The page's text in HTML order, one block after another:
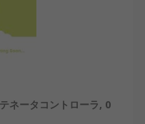
ータコントローラ, 0